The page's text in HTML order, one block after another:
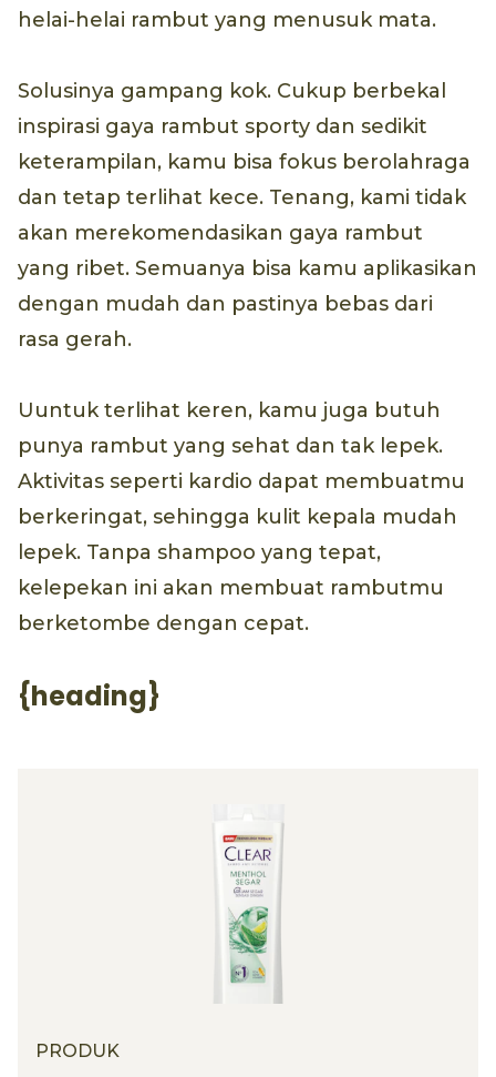
helai-helai rambut yang menusuk mata.
Solusinya gampang kok. Cukup berbekal
inspirasi gaya rambut sporty dan sedikit
keterampilan, kamu bisa fokus berolahraga
dan tetap terlihat kece. Tenang, kami tidak
akan merekomendasikan gaya rambut
yang ribet. Semuanya bisa kamu aplikasikan
dengan mudah dan pastinya bebas dari
rasa gerah.
Uuntuk terlihat keren, kamu juga butuh
punya rambut yang sehat dan tak lepek.
Aktivitas seperti kardio dapat membuatmu
berkeringat, sehingga kulit kepala mudah
lepek. Tanpa shampoo yang tepat,
kelepekan ini akan membuat rambutmu
berketombe dengan cepat.
{heading}
PRODUK